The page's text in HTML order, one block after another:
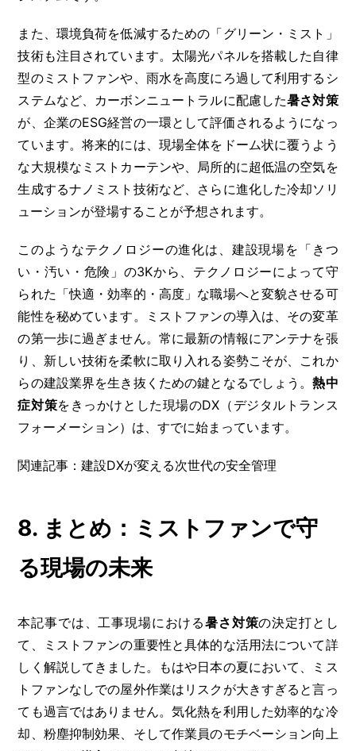
また、環境負荷を低減するための「グリーン・ミスト」
技術も注目されています。太陽光パネルを搭載した自律
型のミストファンや、雨水を高度にろ過して利用するシ
ステムなど、カーボンニュートラルに配慮した暑さ対策
が、企業のESG経営の一環として評価されるようになっ
ています。将来的には、現場全体をドーム状に覆うよう
な大規模なミストカーテンや、局所的に超低温の空気を
生成するナノミスト技術など、さらに進化した冷却ソリ
ューションが登場することが予想されます。
このようなテクノロジーの進化は、建設現場を「きつ
い・汚い・危険」の3Kから、テクノロジーによって守
られた「快適・効率的・高度」な職場へと変貌させる可
能性を秘めています。ミストファンの導入は、その変革
の第一歩に過ぎません。常に最新の情報にアンテナを張
り、新しい技術を柔軟に取り入れる姿勢こそが、これか
らの建設業界を生き抜くための鍵となるでしょう。熱中
症対策をきっかけとした現場のDX（デジタルトランス
フォーメーション）は、すでに始まっています。
関連記事：建設DXが変える次世代の安全管理
8. まとめ：ミストファンで守
る現場の未来
本記事では、工事現場における暑さ対策の決定打とし
て、ミストファンの重要性と具体的な活用法について詳
しく解説してきました。もはや日本の夏において、ミス
トファンなしでの屋外作業はリスクが大きすぎると言っ
ても過言ではありません。気化熱を利用した効率的な冷
却、粉塵抑制効果、そして作業員のモチベーション向上